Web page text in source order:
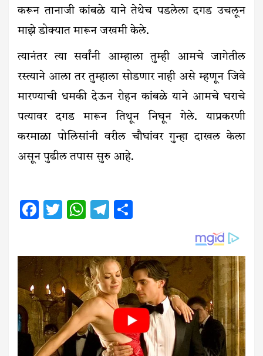
करून तानाजी कांबळे याने तेथेच पडलेला दगड उचलून
माझे डोक्यात मारून जखमी केले.
त्यानंतर त्या सर्वांनी आम्हाला तुम्ही आमचे जागेतील
रस्त्याने आला तर तुम्हाला सोडणार नाही असे म्हणून जिवे
मारण्याची धमकी देऊन रोहन कांबळे याने आमचे घराचे
पत्यावर दगड मारून तिथून निघून गेले. याप्रकरणी
करमाळा पोलिसांनी वरील चौघांवर गुन्हा दाखल केला
असून पुढील तपास सुरु आहे.
Facebook
Twitter
WhatsApp
Telegram